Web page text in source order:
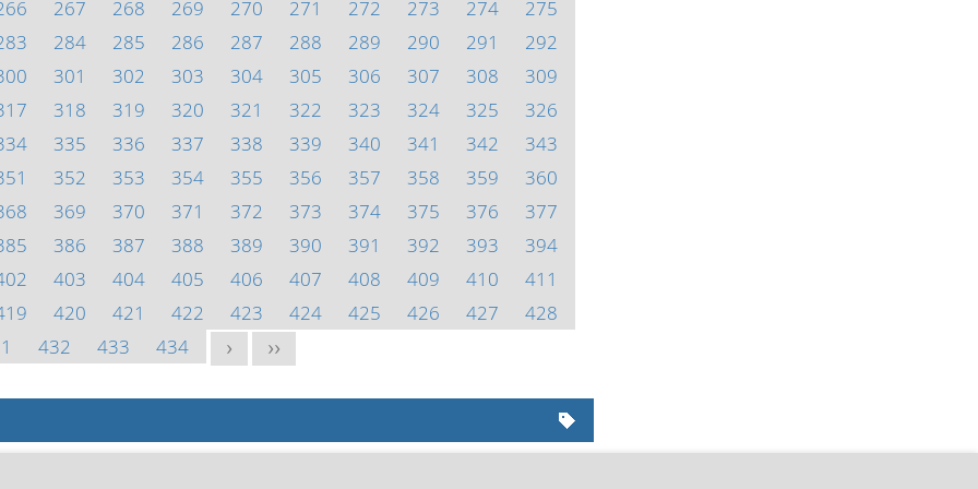
267 268 269 270 271 272 273 274
275
284 285 286 287 288 289 290 291
292
301 302 303 304 305 306 307 308
309
318 319 320 321 322 323 324 325
326
335 336 337 338 339 340 341 342
343
352 353 354 355 356 357 358 359
360
369 370 371 372 373 374 375 376
377
386 387 388 389 390 391 392 393
394
403 404 405 406 407 408 409 410
411
420 421 422 423 424 425 426 427
428
432 433 434 > >>